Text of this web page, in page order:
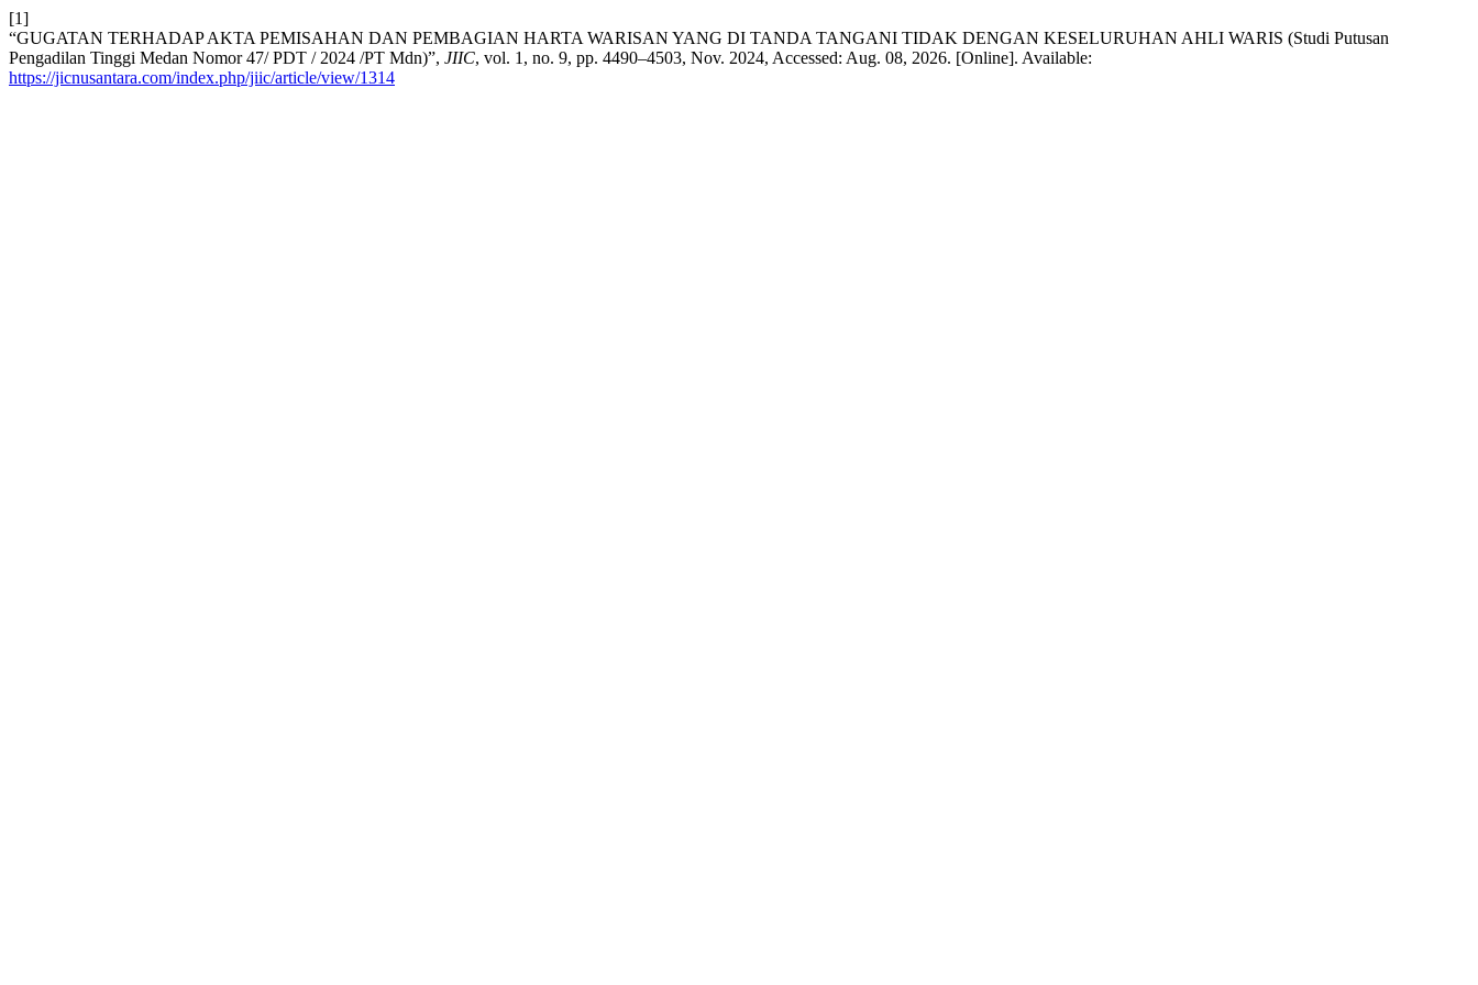
[1]
“GUGATAN TERHADAP AKTA PEMISAHAN DAN PEMBAGIAN HARTA WARISAN YANG DI TANDA TANGANI TIDAK DENGAN KESELURUHAN AHLI WARIS (Studi Putusan
Pengadilan Tinggi Medan Nomor 47/ PDT / 2024 /PT Mdn)”, JIIC, vol. 1, no. 9, pp. 4490–4503, Nov. 2024, Accessed: Aug. 08, 2026. [Online]. Available:
https://jicnusantara.com/index.php/jiic/article/view/1314